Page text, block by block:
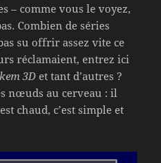
– comme vous le voyez,
Combien de séries
su offrir assez vite ce
réclamaient, entrez ici
3D et tant d’autres ?
nœuds au cerveau : il
chaud, c’est simple et